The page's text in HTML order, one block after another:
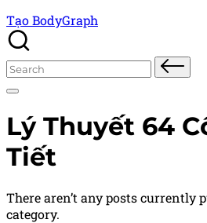
Tạo BodyGraph
Search
for:
Lý Thuyết 64
Tiết
There aren’t any posts currently
category.